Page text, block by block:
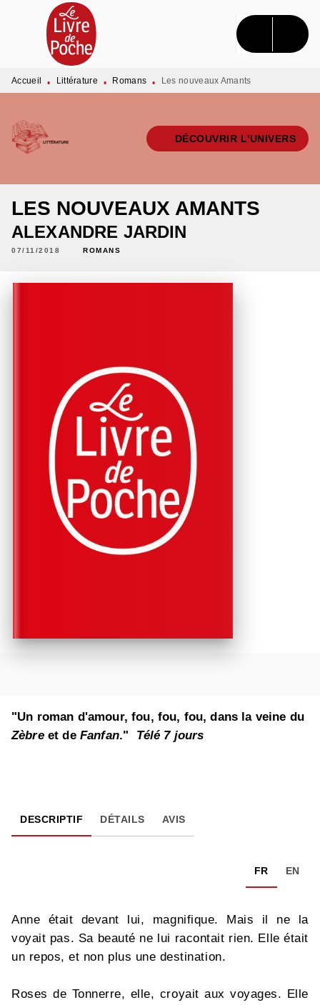
MENU RECHERCHE CONTENU
PIED DE PAGE
Accueil • Littérature • Romans • Les nouveaux Amants
DÉCOUVRIR L'UNIVERS
LES NOUVEAUX AMANTS
ALEXANDRE JARDIN
07/11/2018 ROMANS
"Un roman d'amour, fou, fou, fou, dans la veine du
Zèbreet de Fanfan." Télé 7 jours
DESCRIPTIF DÉTAILS AVIS
FR EN
Anne était devant lui, magnifique. Mais il ne la
voyait pas. Sa beauté ne lui racontait rien. Elle était
un repos, et non plus une destination.
Roses de Tonnerre, elle, croyait aux voyages. Elle